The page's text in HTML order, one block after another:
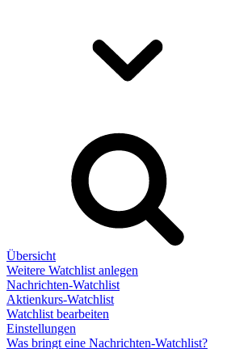
Übersicht
Weitere Watchlist anlegen
Nachrichten-Watchlist
Aktienkurs-Watchlist
Watchlist bearbeiten
Einstellungen
Was bringt eine Nachrichten-Watchlist?